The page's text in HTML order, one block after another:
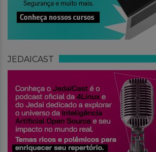
JEDAICAST